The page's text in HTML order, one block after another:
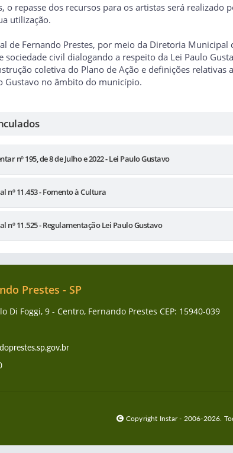
o repasse dos recursos para os artistas será
utilização.
de Fernando Prestes, por meio da Diretoria
sociedade civil dialogando a respeito da Lei Paulo
coletiva do Plano de Ação e definições
Gustavo no âmbito do município.
nº 195, de 8 de Julho e 2022 - Lei Paulo Gustavo
nº 11.453 - Fomento à Cultura
nº 11.525 - Regulamentação Lei Paulo Gustavo
Prestes - SP
Di Foggi, 9 - Centro, Fernando Prestes CEP: 15940-039
Copyright Instar - 2006-2026.